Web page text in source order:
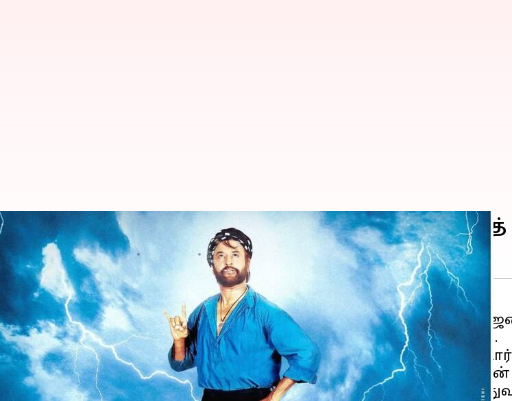
3 மணி நேரம் தான் - 2000-டிக்கெட்டுகள் விற்றுத்
எழுதியவர் Saranya Shankar 03:23 pm
செய்தி முன்னோட்டம்
20 வருடங்களுக்கு பிறகு மீண்டும் மறுவெளியீடு செய்ய இருக்கும்
நேரத்தில் 2000-க்கும் மேற்பட்ட டிக்கெட்டுக்களை விற்று தீர்த்துள்ளது.
2002-ம் ஆண்டு லோட்டஸ் இன்டர்நேஷனல் பேனரின் கீழ் சூப்பர்-ஸ்டார்
வெளியான படம் 'பாபா'. 'அண்ணாமலை', 'வீரா', 'பாட்ஷா' படங்களின்
கிருஷ்ணா ரஜினியுடன் இணைத்து இயக்கிய நான்காவது படம்